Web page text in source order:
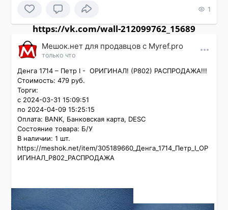
1
https://vk.com/wall-212099762_15689
Мешок.нет для продавцов c Myref.pro
только что
Денга 1714 – Петр I -  ОРИГИНАЛ! (P802) РАСПРОДАЖА!!!
Стоимость: 479 руб.
Торги:
с 2024-03-31 15:09:51
по 2024-04-09 15:25:15
Оплата: BANK, Банковская карта, DESC
Состояние товара: Б/У
В наличии: 1 шт.
https://meshok.net/item/305189660_Денга_1714_Петр_I_ОР
ИГИНАЛ_P802_РАСПРОДАЖА